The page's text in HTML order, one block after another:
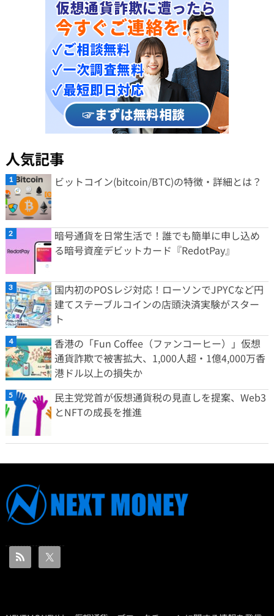
人気記事
ビットコイン(bitcoin/BTC)の特徴・詳細とは？
暗号通貨を日常生活で！誰でも簡単に申し込め
る暗号資産デビットカード『RedotPay』
国内初のPOSレジ対応！ローソンでJPYCなど円
建てステーブルコインの店頭決済実験がスター
ト
香港の「Fun Coffee（ファンコーヒー）」仮想
通貨詐欺で被害拡大、1,000人超・1億4,000万香
港ドル以上の損失か
民主党党首が仮想通貨税の見直しを提案、Web3
とNFTの成長を推進